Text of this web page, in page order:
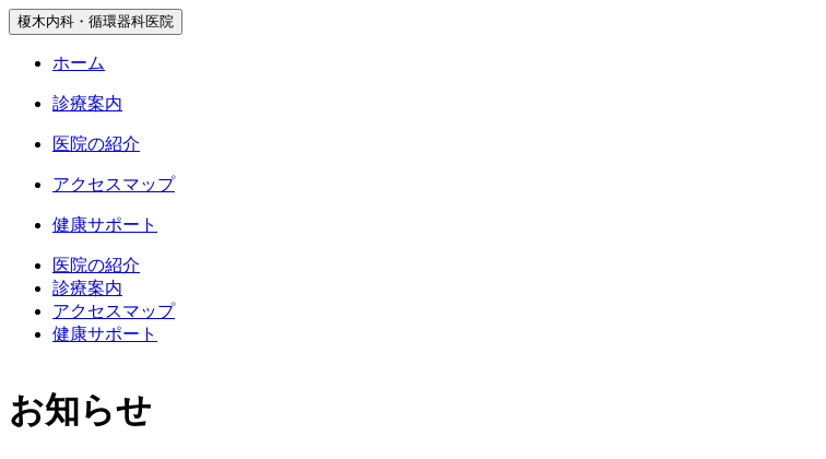
榎木内科・循環器科医院
ホーム
診療案内
医院の紹介
アクセスマップ
健康サポート
医院の紹介
診療案内
アクセスマップ
健康サポート
お知らせ